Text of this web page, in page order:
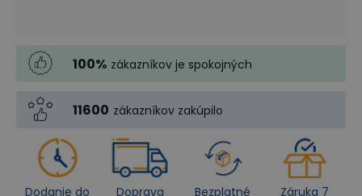
100% zákazníkov je spokojných
11600 zákazníkov zakúpilo
Dodanie do
Doprava
Bezplatné
Záruka 7